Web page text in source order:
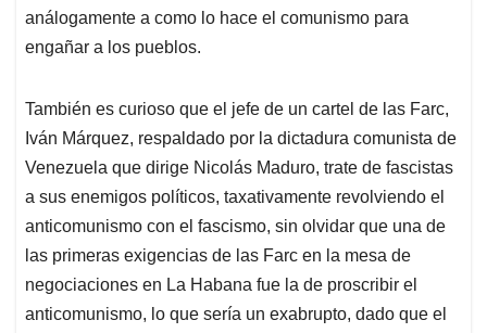
análogamente a como lo hace el comunismo para
engañar a los pueblos.
También es curioso que el jefe de un cartel de las Farc,
Iván Márquez, respaldado por la dictadura comunista de
Venezuela que dirige Nicolás Maduro, trate de fascistas
a sus enemigos políticos, taxativamente revolviendo el
anticomunismo con el fascismo, sin olvidar que una de
las primeras exigencias de las Farc en la mesa de
negociaciones en La Habana fue la de proscribir el
anticomunismo, lo que sería un exabrupto, dado que el